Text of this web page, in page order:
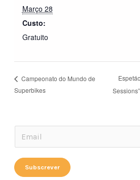
Março 28
Custo:
Gratuito
Campeonato do Mundo de
Superbikes
Sessions”
*
m
a
m
a
i
Subscrever